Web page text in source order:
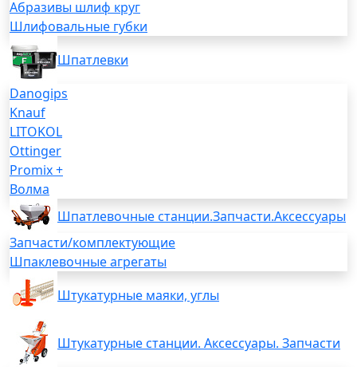
Абразивы шлиф круг
Шлифовальные губки
Шпатлевки
Danogips
Knauf
LITOKOL
Ottinger
Promix +
Волма
Шпатлевочные станции.Запчасти.Аксессуары
Запчасти/комплектующие
Шпаклевочные агрегаты
Штукатурные маяки, углы
Штукатурные станции. Аксессуары. Запчасти